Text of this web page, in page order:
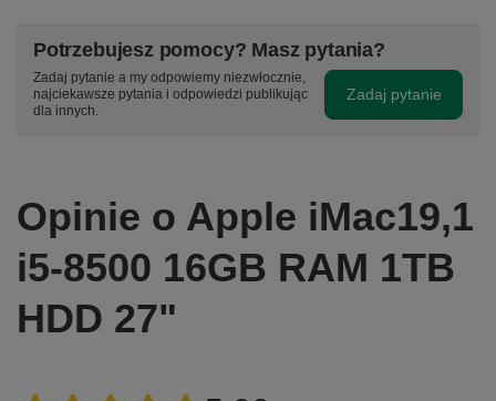
Potrzebujesz pomocy? Masz pytania?
Zadaj pytanie a my odpowiemy niezwłocznie,
najciekawsze pytania i odpowiedzi publikując
dla innych.
Zadaj pytanie
Opinie o Apple iMac19,1
i5-8500 16GB RAM 1TB
HDD 27"